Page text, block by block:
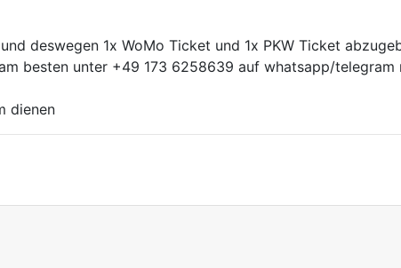
deswegen 1x WoMo Ticket und 1x PKW Ticket
besten unter +49 173 6258639 auf whatsapp/telegram
dienen